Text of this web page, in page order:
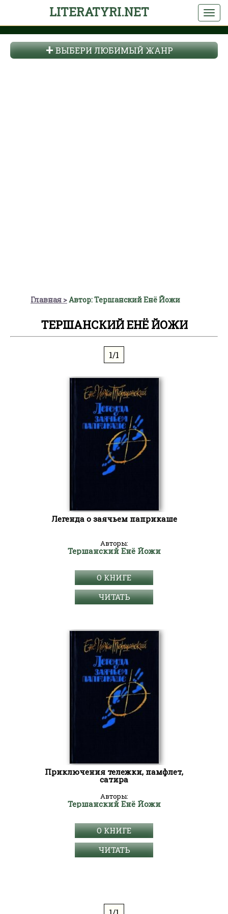
LITERATYRI.NET
ВЫБЕРИ ЛЮБИМЫЙ ЖАНР
Главная Автор: Тершанский Енё Йожи
ТЕРШАНСКИЙ ЕНЁ ЙОЖИ
1/1
Легенда о заячьем паприкаше
Авторы:
Тершанский Енё Йожи
О КНИГЕ
ЧИТАТЬ
Приключения тележки, памфлет,
сатира
Авторы:
Тершанский Енё Йожи
О КНИГЕ
ЧИТАТЬ